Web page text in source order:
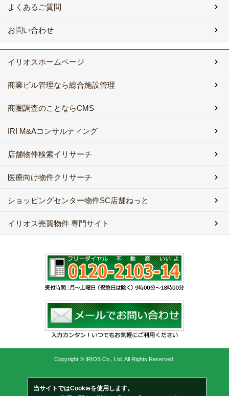
よくあるご質問
お問い合わせ
イリオスホームページ
商業ビル管理なら総合施設管理
商圏調査のことならCMS
IRI M&Aコンサルティング
店舗物件検索イリサーチ
医療向け物件クリサーチ
ショッピングセンター物件SC店舗ねっと
イリオス売買物件 専門サイト
Copyright © IRIOS Co., Ltd. All Rights Reserved.
当サイトではCookieを使用します。